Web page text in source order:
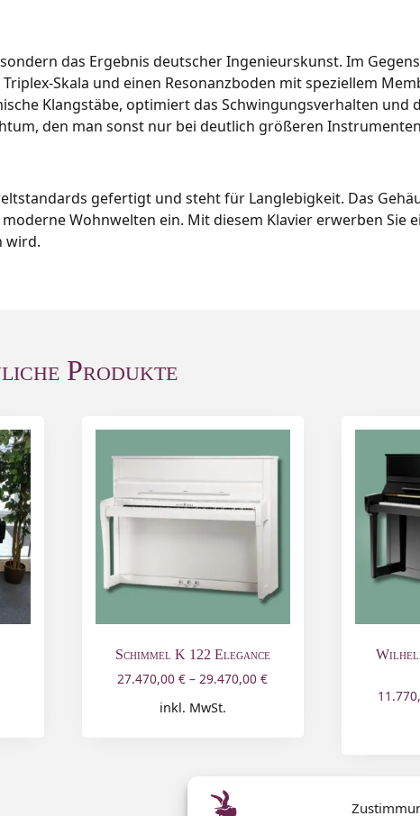
das Ergebnis deutscher Ingenieurskunst. Im
Skala und einen Resonanzboden mit speziellem
Klangstäbe, optimiert das Schwingungsverhalten und
den man sonst nur bei deutlich größeren
gefertigt und steht für Langlebigkeit. Das
Wohnwelten ein. Mit diesem Klavier erwerben Sie
wird.
Produkte
Schimmel K 122 Elegance
27.470,00€ –29.470,00€
inkl. MwSt.